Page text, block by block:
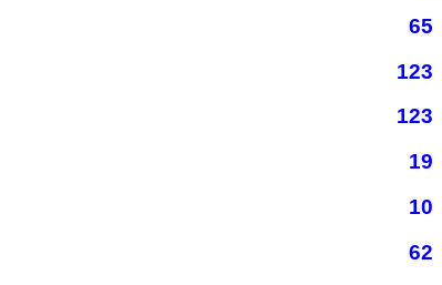
65
123
123
19
10
62